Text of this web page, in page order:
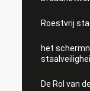
Roestvrij
het
De Rol van